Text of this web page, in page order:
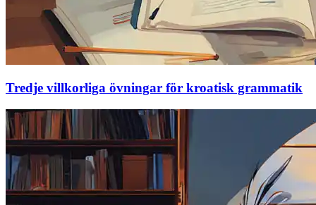
Tredje villkorliga övningar för kroatisk grammatik